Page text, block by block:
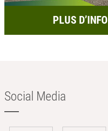
PLUS D’INFO
Social Media